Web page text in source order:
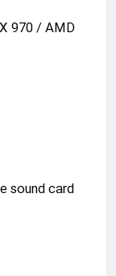
970 / AMD
sound card